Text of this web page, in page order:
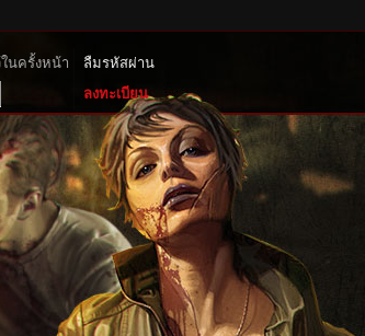
นครั้งหน้า
ลืมรหัสผ่าน
ลงทะเบียน